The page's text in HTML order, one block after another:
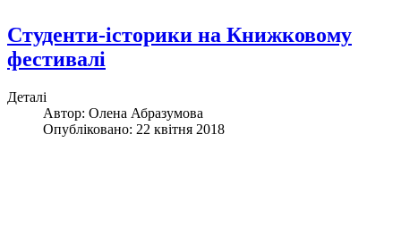
Студенти-історики на Книжковому
фестивалі
Деталі
Автор: Олена Абразумова
Опубліковано: 22 квітня 2018